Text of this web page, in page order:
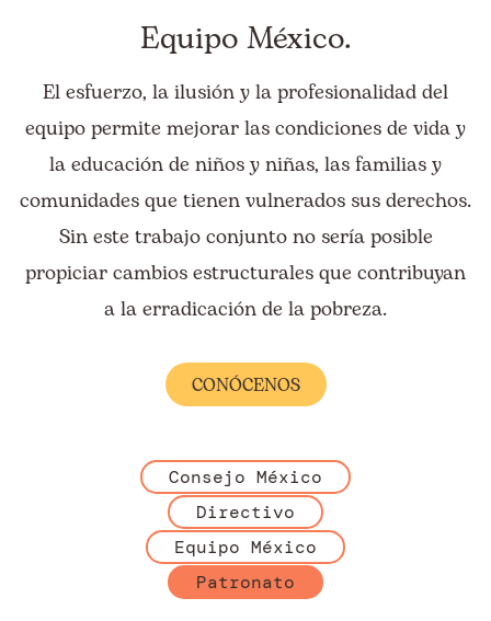
Equipo México.
El esfuerzo, la ilusión y la profesionalidad del
equipo permite mejorar las condiciones de vida y
la educación de niños y niñas, las familias y
comunidades que tienen vulnerados sus derechos.
Sin este trabajo conjunto no sería posible
propiciar cambios estructurales que contribuyan
a la erradicación de la pobreza.
CONÓCENOS
Consejo México
Directivo
Equipo México
Patronato